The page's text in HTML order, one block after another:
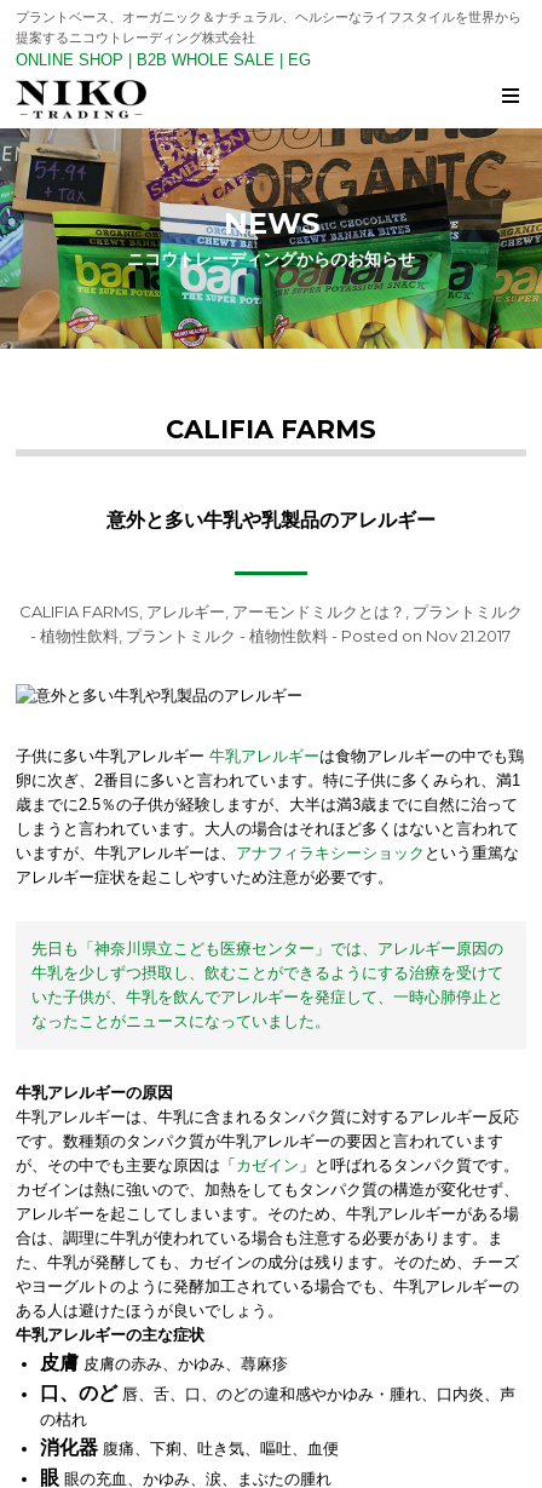
プラントベース、オーガニック＆ナチュラル、ヘルシーなライフスタイルを世界から
提案するニコウトレーディング株式会社
ONLINE SHOP B2B WHOLE SALE EG
NEWS
ニコウトレーディングからのお知らせ
CALIFIA FARMS
意外と多い牛乳や乳製品のアレルギー
CALIFIA FARMS アレルギー アーモンドミルクとは？
プラントミルク
- 植物性飲料 プラントミルク - 植物性飲料- Posted on Nov 21.2017
子供に多い牛乳アレルギー牛乳アレルギーは食物アレルギーの中でも鶏
卵に次ぎ、2番目に多いと言われています。特に子供に多くみられ、満1
歳までに2.5％の子供が経験しますが、大半は満3歳までに自然に治って
しまうと言われています。大人の場合はそれほど多くはないと言われて
いますが、牛乳アレルギーは、 アナフィラキシーショック という重篤な
アレルギー症状を起こしやすいため注意が必要です。
先日も「神奈川県立こども医療センター」では、アレルギー原因の
牛乳を少しずつ摂取し、飲むことができるようにする治療を受けて
いた子供が、牛乳を飲んでアレルギーを発症して、一時心肺停止と
なったことがニュースになっていました。
牛乳アレルギーの原因
牛乳アレルギーは、牛乳に含まれるタンパク質に対するアレルギー反応
です。数種類のタンパク質が牛乳アレルギーの要因と言われています
が、その中でも主要な原因は「 カゼイン 」と呼ばれるタンパク質です。
カゼインは熱に強いので、加熱をしてもタンパク質の構造が変化せず、
アレルギーを起こしてしまいます。そのため、牛乳アレルギーがある場
合は、調理に牛乳が使われている場合も注意する必要があります。ま
た、牛乳が発酵しても、カゼインの成分は残ります。そのため、チーズ
やヨーグルトのように発酵加工されている場合でも、牛乳アレルギーの
ある人は避けたほうが良いでしょう。
牛乳アレルギーの主な症状
皮膚皮膚の赤み、かゆみ、蕁麻疹
口、のど唇、舌、口、のどの違和感やかゆみ・腫れ、口内炎、声
の枯れ
消化器腹痛、下痢、吐き気、嘔吐、血便
眼眼の充血、かゆみ、涙、まぶたの腫れ